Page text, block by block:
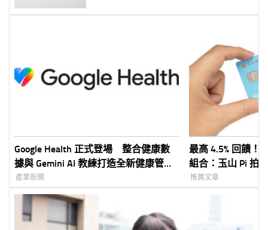
Google Health 正式登場 整合健康數
據與 Gemini AI 教練打造全新健康管理
體驗
產業新聞
最高 4.5% 回饋！
組合：玉山 Pi 拍
包
推薦文章